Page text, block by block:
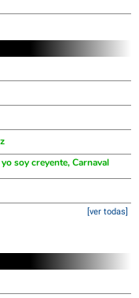
soy creyente, Carnaval
[ver todas]